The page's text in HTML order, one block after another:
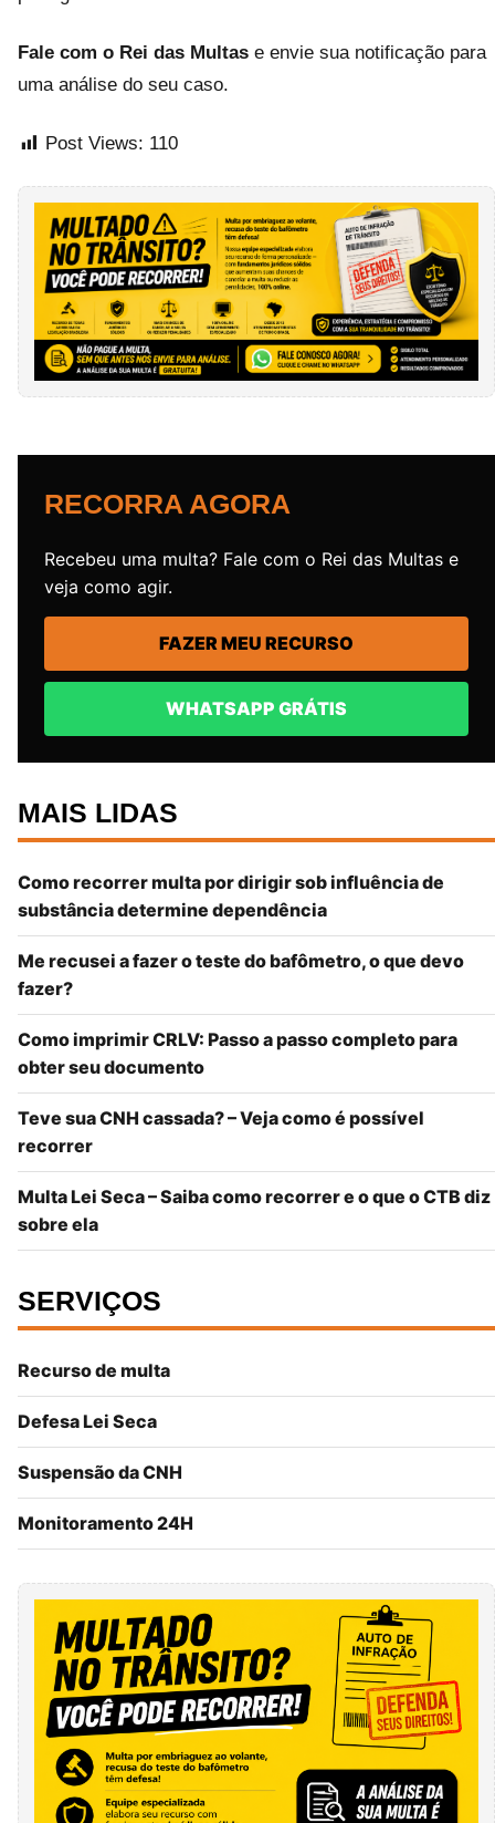
Fale com o Rei das Multas e envie sua notificação para
uma análise do seu caso.
Post Views: 110
RECORRA AGORA
Recebeu uma multa? Fale com o Rei das Multas e
veja como agir.
FAZER MEU RECURSO
WHATSAPP GRÁTIS
MAIS LIDAS
Como recorrer multa por dirigir sob influência de
substância determine dependência
Me recusei a fazer o teste do bafômetro, o que devo
fazer?
Como imprimir CRLV: Passo a passo completo para
obter seu documento
Teve sua CNH cassada? – Veja como é possível
recorrer
Multa Lei Seca – Saiba como recorrer e o que o CTB diz
sobre ela
SERVIÇOS
Recurso de multa
Defesa Lei Seca
Suspensão da CNH
Monitoramento 24H